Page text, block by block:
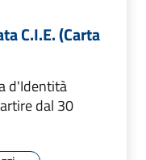
C.I.E. (Carta
d'Identità
dal 30